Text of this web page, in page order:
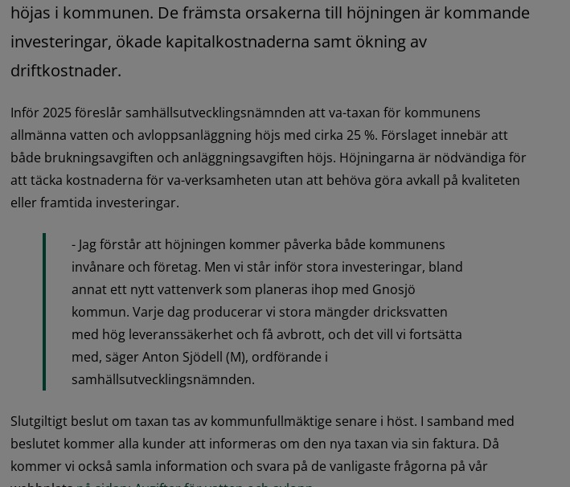
höjas i kommunen. De främsta orsakerna till höjningen är kommande
investeringar, ökade kapitalkostnaderna samt ökning av
driftkostnader.
Inför 2025 föreslår samhällsutvecklingsnämnden att va-taxan för kommunens
allmänna vatten och avloppsanläggning höjs med cirka 25 %. Förslaget innebär att
både brukningsavgiften och anläggningsavgiften höjs. Höjningarna är nödvändiga för
att täcka kostnaderna för va-verksamheten utan att behöva göra avkall på kvaliteten
eller framtida investeringar.
­- Jag förstår att höjningen kommer påverka både kommunens
invånare och företag. Men vi står inför stora investeringar, bland
annat ett nytt vattenverk som planeras ihop med Gnosjö
kommun. Varje dag producerar vi stora mängder dricksvatten
med hög leveranssäkerhet och få avbrott, och det vill vi fortsätta
med, säger Anton Sjödell (M), ordförande i
samhällsutvecklingsnämnden.
Slutgiltigt beslut om taxan tas av kommunfullmäktige senare i höst. I samband med
beslutet kommer alla kunder att informeras om den nya taxan via sin faktura. Då
kommer vi också samla information och svara på de vanligaste frågorna på vår